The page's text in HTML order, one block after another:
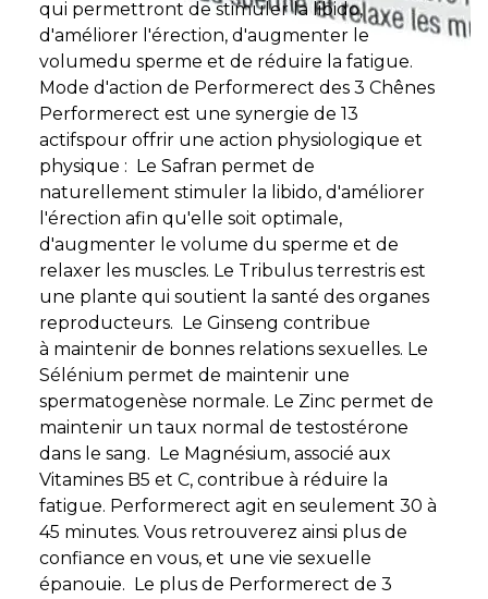
qui permettront de stimuler la libido,
d'améliorer l'érection, d'augmenter le
volumedu sperme et de réduire la fatigue.
Mode d'action de Performerect des 3 Chênes
Performerect est une synergie de 13
actifspour offrir une action physiologique et
physique : Le Safran permet de
naturellement stimuler la libido, d'améliorer
l'érection afin qu'elle soit optimale,
d'augmenter le volume du sperme et de
relaxer les muscles. Le Tribulus terrestris est
une plante qui soutient la santé des organes
reproducteurs. Le Ginseng contribue
à maintenir de bonnes relations sexuelles. Le
Sélénium permet de maintenir une
spermatogenèse normale. Le Zinc permet de
maintenir un taux normal de testostérone
dans le sang. Le Magnésium, associé aux
Vitamines B5 et C, contribue à réduire la
fatigue. Performerect agit en seulement 30 à
45 minutes. Vous retrouverez ainsi plus de
confiance en vous, et une vie sexuelle
épanouie. Le plus de Performerect de 3